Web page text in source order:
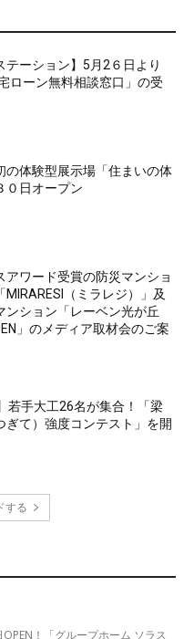
テーション】5月2６日より
ローン無料相談窓口」の受
の体験型展示場「住まいの体
０日オープン
アワード受賞の防災マンショ
MIRARESI（ミラレジ）」及
ンション「レーベン光が丘
」のメディア取材会のご案
若手大工26名が集合！「梁
ぎて）強度コンテスト」を開
する